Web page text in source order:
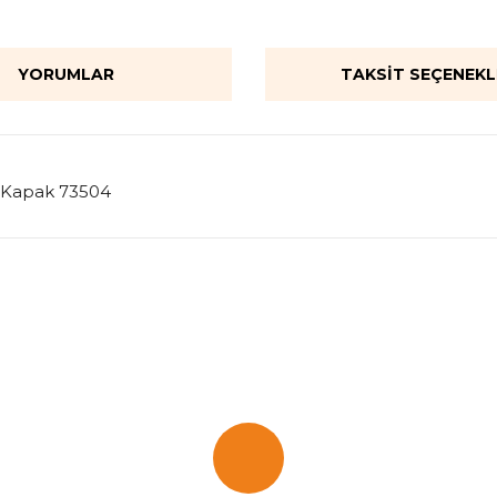
YORUMLAR TAKSIT
73504